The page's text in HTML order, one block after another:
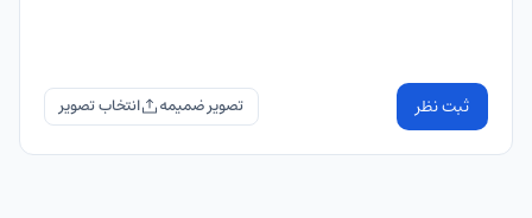
ثبت نظر تصویر ضمیمه